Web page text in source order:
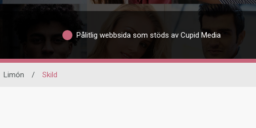
Pålitlig webbsida som stöds av Cupid Media
Limón / Skild